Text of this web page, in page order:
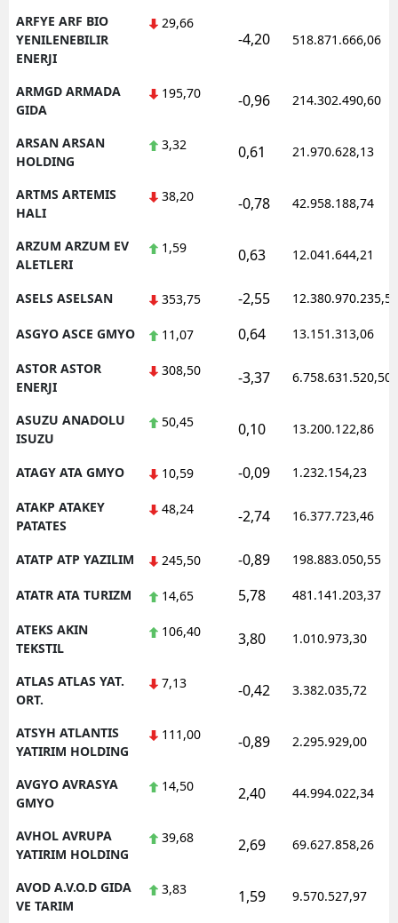
ARFYE ARF BIO
YENILENEBILIR
ENERJI
29,66
-4,20 518.871.666,06
ARMGD ARMADA
GIDA
195,70 -0,96 214.302.490,60
ARSAN ARSAN
HOLDING
3,32 0,61 21.970.628,13
ARTMS ARTEMIS
HALI
38,20 -0,78 42.958.188,74
ARZUM ARZUM EV
ALETLERI
1,59 0,63 12.041.644,21
ASELS ASELSAN 353,75 -2,55 12.380.970.235,50
ASGYO ASCE GMYO 11,07 0,64 13.151.313,06
ASTOR ASTOR
ENERJI
308,50 -3,37 6.758.631.520,50
ASUZU ANADOLU
ISUZU
50,45 0,10 13.200.122,86
ATAGY ATA GMYO 10,59 -0,09 1.232.154,23
ATAKP ATAKEY
PATATES
48,24 -2,74 16.377.723,46
ATATP ATP YAZILIM 245,50 -0,89 198.883.050,55
ATATR ATA TURIZM 14,65 5,78 481.141.203,37
ATEKS AKIN
TEKSTIL
106,40 3,80 1.010.973,30
ATLAS ATLAS YAT.
ORT.
7,13 -0,42 3.382.035,72
ATSYH ATLANTIS
YATIRIM HOLDING
111,00 -0,89 2.295.929,00
AVGYO AVRASYA
GMYO
14,50 2,40 44.994.022,34
AVHOL AVRUPA
YATIRIM HOLDING
39,68 2,69 69.627.858,26
AVOD A.V.O.D GIDA
VE TARIM
3,83 1,59 9.570.527,97